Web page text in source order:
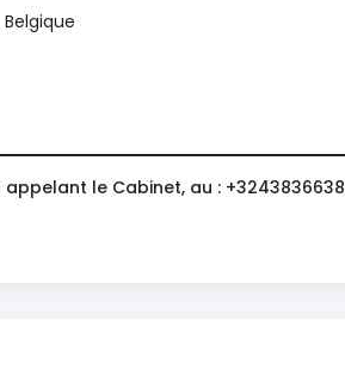
Belgique
le Cabinet, au : +3243836638